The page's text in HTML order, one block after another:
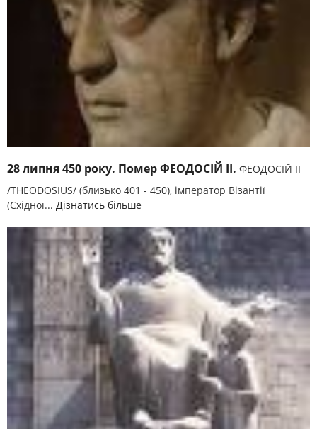
28 липня 450 року. Помер ФЕОДОСІЙ II. ФЕОДОСІЙ II
/THEODOSIUS/ (близько 401 - 450), імператор Візантії
(Східної... Дізнатись більше